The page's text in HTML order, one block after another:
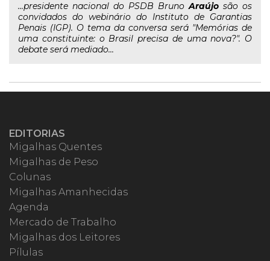
...presidente nacional do PSDB BrunoAraújo são os
convidados do webinário do Instituto de Garantias
Penais (IGP). O tema da conversa será "Memórias de
uma constituinte: o Brasil precisa de uma nova?". O
debate será mediado...
EDITORIAS
Migalhas Quentes
Migalhas de Peso
Colunas
Migalhas Amanhecidas
Agenda
Mercado de Trabalho
Migalhas dos Leitores
Pílulas